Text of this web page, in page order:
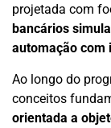
projetada com
bancários
automação
Ao longo do
conceitos
orientada a